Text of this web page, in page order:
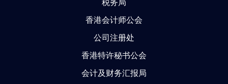
香港会计师公会
公司注册处
香港特许秘书公会
会计及财务汇报局